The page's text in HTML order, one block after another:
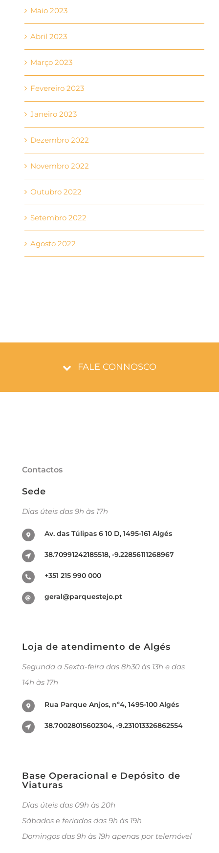
Maio 2023
Abril 2023
Março 2023
Fevereiro 2023
Janeiro 2023
Dezembro 2022
Novembro 2022
Outubro 2022
Setembro 2022
Agosto 2022
FALE CONNOSCO
Contactos
Sede
Dias úteis das 9h às 17h
Av. das Túlipas 6 10 D, 1495-161 Algés
38.70991242185518, -9.22856111268967
+351 215 990 000
geral@parquestejo.pt
Loja de atendimento de Algés
Segunda a Sexta-feira das 8h30 às 13h e das
14h às 17h
Rua Parque Anjos, nº4, 1495-100 Algés
38.70028015602304, -9.231013326862554
Base Operacional e Depósito de
Viaturas
Dias úteis das 09h às 20h
Sábados e feriados das 9h às 19h
Domingos das 9h às 19h apenas por telemóvel